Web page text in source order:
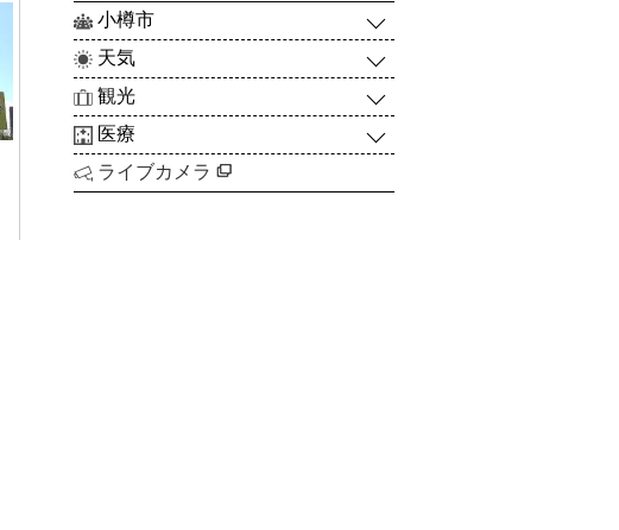
小樽市
天気
観光
医療
ライブカメラ